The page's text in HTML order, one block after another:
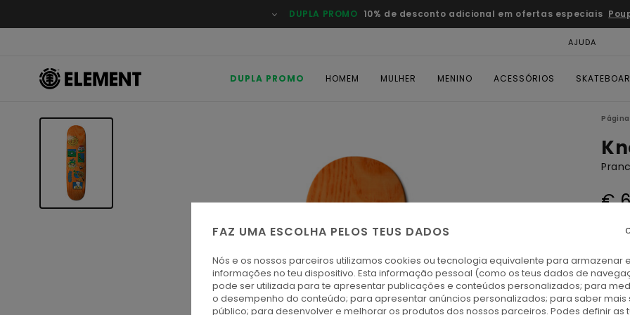
a
DUPLA PROMO 10% de desconto adicional em ofertas especiais
AJUDA
DUPLA PROMO HOMEM MULHER MENINO ACESSÓRIOS
€
1
Cor
FAZ UMA ESCOLHA PELOS TEUS DADOS
Nós e os nossos parceiros utilizamos cookies ou tecnologia equivalente para armazenar
informações no teu dispositivo. Esta informação pessoal (como os teus dados de
pode ser utilizada para te apresentar publicações e conteúdos personalizados; para
o desempenho do conteúdo; para apresentar anúncios personalizados; para saber mais
público; para desenvolver e melhorar os produtos dos nossos parceiros. Podes definir as